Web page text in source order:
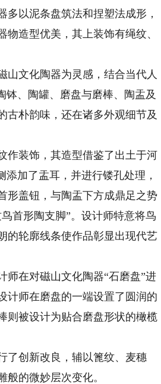
以泥条盘筑法和捏塑法成形，
造型优美，其上装饰有绳纹、
文化陶器为灵感，结合当代人
钵、陶罐、磨盘与磨棒、陶盂及
古朴韵味，还在诸多外观细节及
装饰，其造型借鉴了出土于河
加了盂耳，并进行镂孔处理，
形盖钮，与陶盂下方成鼎足之势
首形陶支脚”。设计师特意将鸟
的轮廓线条使作品彰显出现代艺
在对磁山文化陶器“石磨盘”进
计师在磨盘的一端设置了圆润的
则被设计为贴合磨盘形状的橄榄
创新改良，辅以篦纹、麦穗
的微妙层次变化。